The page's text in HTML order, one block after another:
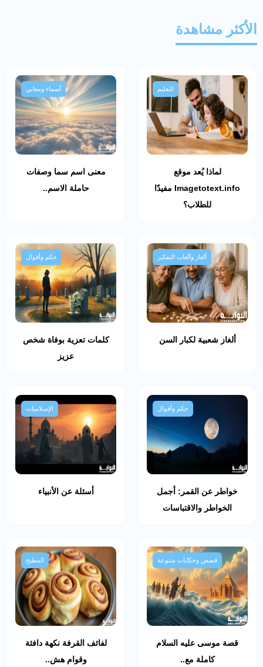
الأكثر مشاهدة
التعليم
لماذا يُعد موقع
Imagetotext.info مفيدًا
للطلاب؟
أسماء ومعاني
معنى اسم سما وصفات
حاملة الاسم..
ألغاز وألعاب التفكير
ألغاز شعبية لكبار السن
حكم وأقوال
كلمات تعزية بوفاة شخص
عزيز
حكم وأقوال
خواطر عن القمر: أجمل
الخواطر والاقتباسات
الإسلاميات
أسئلة عن الأنبياء
قصص وحكايات متنوعة
قصة موسى عليه السلام
كاملة مع..
المطبخ
لفائف القرفة نكهة دافئة
وقوام هش..